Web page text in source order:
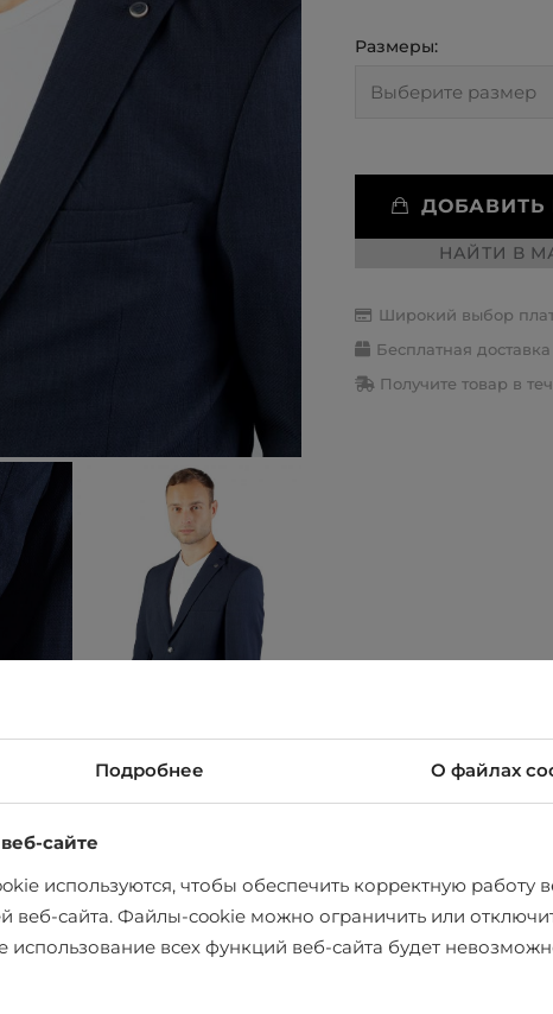
Размеры:
ДОБАВИТЬ
НАЙТИ В
Широкий выбор
Бесплатная
Получите товар в
Подробнее О файлах
сайте
используются, чтобы обеспечить корректную работу
веб-сайта. Файлы-cookie можно ограничить или
всех функций веб-сайта будет